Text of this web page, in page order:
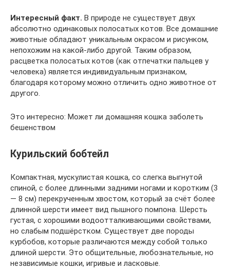
Интересный факт. В природе не существует двух
абсолютно одинаковых полосатых котов. Все домашние
животные обладают уникальным окрасом и рисунком,
непохожим на какой-либо другой. Таким образом,
расцветка полосатых котов (как отпечатки пальцев у
человека) является индивидуальным признаком,
благодаря которому можно отличить одно животное от
другого.
Это интересно: Может ли домашняя кошка заболеть
бешенством
Курильский бобтейл
Компактная, мускулистая кошка, со слегка выгнутой
спиной, с более длинными задними ногами и коротким (3
— 8 см) перекрученным хвостом, который за счёт более
длинной шерсти имеет вид пышного помпона. Шерсть
густая, с хорошими водоотталкивающими свойствами,
но слабым подшёрстком. Существует две породы
курбобов, которые различаются между собой только
длиной шерсти. Это общительные, любознательные, но
независимые кошки, игривые и ласковые.